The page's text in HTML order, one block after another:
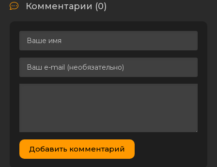
Комментарии (0)
Добавить комментарий